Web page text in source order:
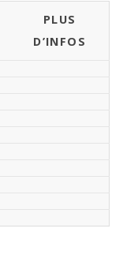
PLUS
D’INFOS